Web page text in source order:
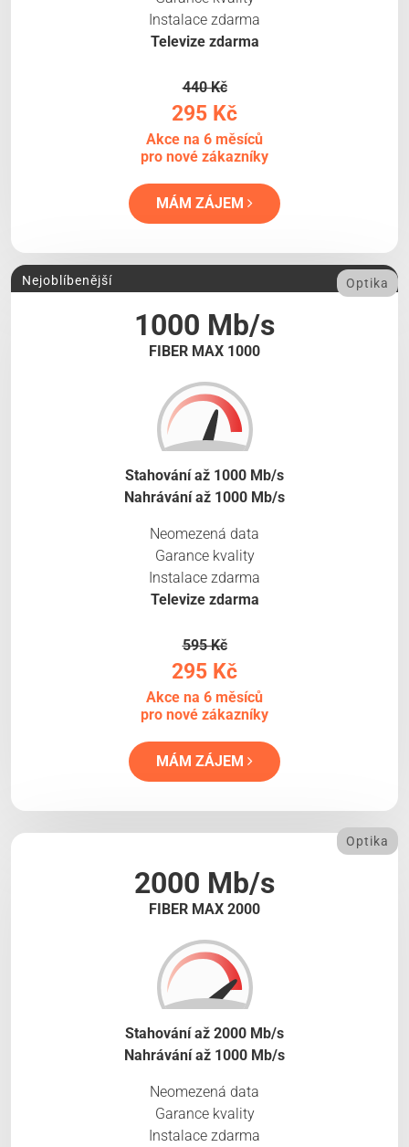
Instalace zdarma
Televize zdarma
440 Kč
295 Kč
Akce na 6 měsíců
pro nové zákazníky
MÁM ZÁJEM
1000 Mb/s
FIBER MAX 1000
Nejoblíbenější Optika
Stahování až 1000 Mb/s
Nahrávání až 1000 Mb/s
Neomezená data
Garance kvality
Instalace zdarma
Televize zdarma
595 Kč
295 Kč
Akce na 6 měsíců
pro nové zákazníky
MÁM ZÁJEM
2000 Mb/s
FIBER MAX 2000
Optika
Stahování až 2000 Mb/s
Nahrávání až 1000 Mb/s
Neomezená data
Garance kvality
Instalace zdarma